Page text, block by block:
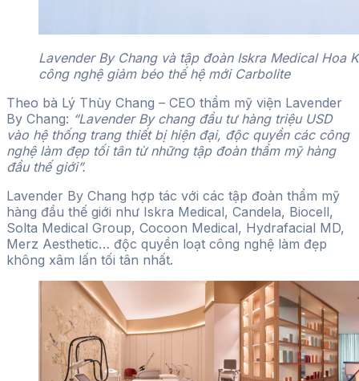
Lavender By Chang và tập đoàn Iskra Medical Hoa
công nghệ giảm béo thế hệ mới Carbolite
Theo bà Lý Thùy Chang – CEO thẩm mỹ viện Lavender
By Chang: “Lavender By chang đầu tư hàng triệu USD
vào hệ thống trang thiết bị hiện đại, độc quyền các công
nghệ làm đẹp tối tân từ những tập đoàn thẩm mỹ hàng
đầu thế giới”.
Lavender By Chang hợp tác với các tập đoàn thẩm mỹ
hàng đầu thế giới như Iskra Medical, Candela, Biocell,
Solta Medical Group, Cocoon Medical, Hydrafacial MD,
Merz Aesthetic… độc quyền loạt công nghệ làm đẹp
không xâm lấn tối tân nhất.